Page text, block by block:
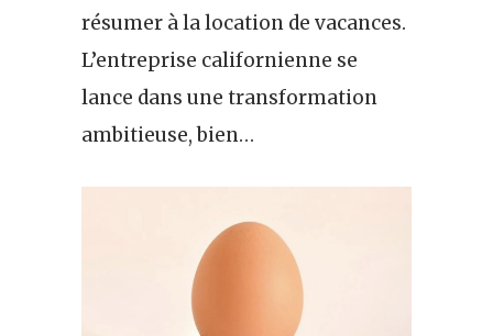
résumer à la location de vacances.
L’entreprise californienne se
lance dans une transformation
ambitieuse, bien…